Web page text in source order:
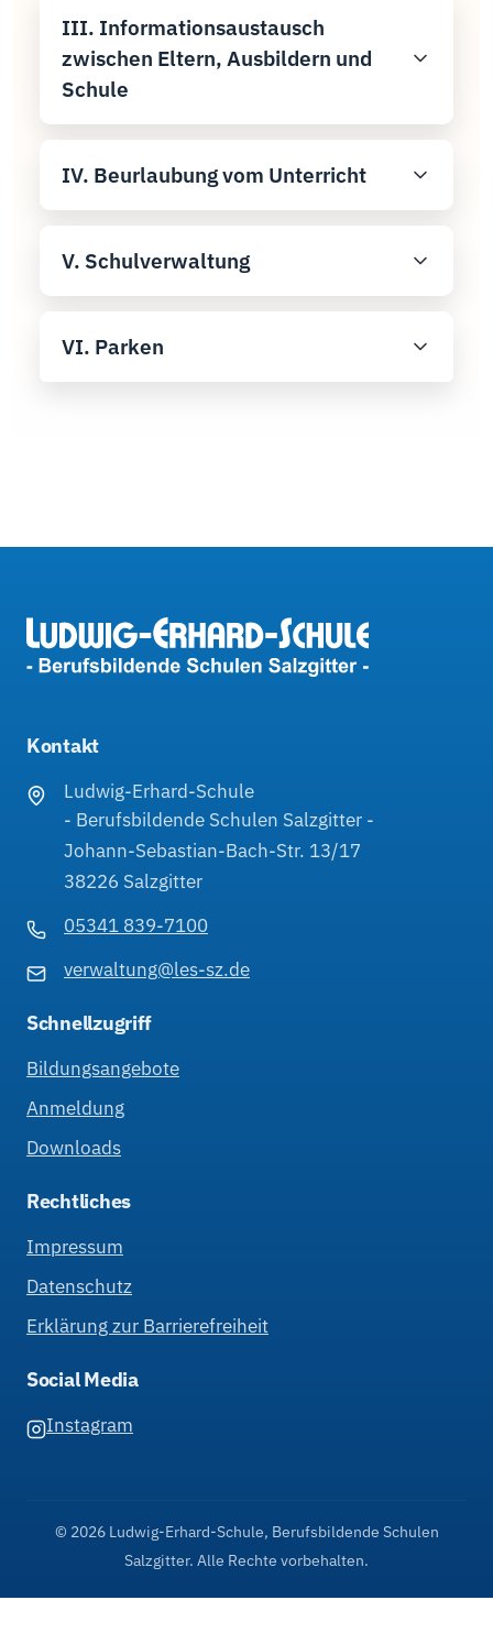
III. Informationsaustausch
zwischen Eltern, Ausbildern und
Schule
IV. Beurlaubung vom Unterricht
V. Schulverwaltung
VI. Parken
Kontakt
Ludwig-Erhard-Schule
- Berufsbildende Schulen Salzgitter -
Johann-Sebastian-Bach-Str. 13/17
38226 Salzgitter
05341 839-7100
verwaltung@les-sz.de
Schnellzugriff
Bildungsangebote
Anmeldung
Downloads
Rechtliches
Impressum
Datenschutz
Erklärung zur Barrierefreiheit
Social Media
Instagram
© 2026 Ludwig-Erhard-Schule, Berufsbildende Schulen
Salzgitter. Alle Rechte vorbehalten.